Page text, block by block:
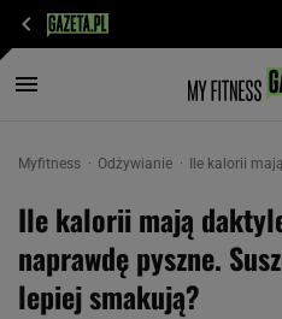
Myfitness Odżywianie Ile kalorii
Ile kalorii mają
naprawdę pyszne.
lepiej smakują?